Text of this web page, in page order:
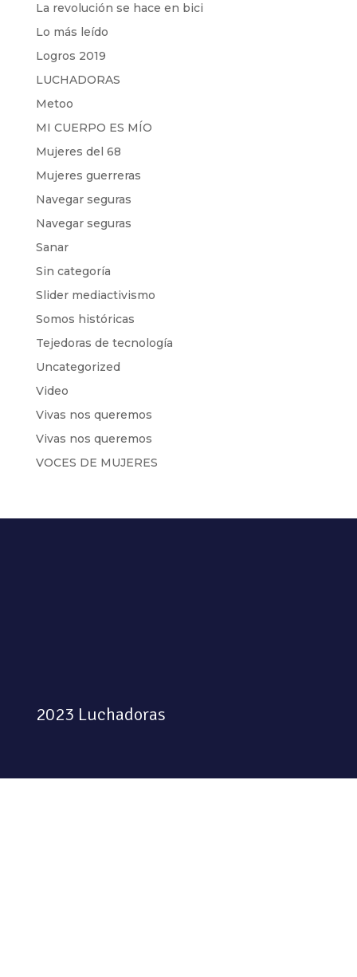
La revolución se hace en bici
Lo más leído
Logros 2019
LUCHADORAS
Metoo
MI CUERPO ES MÍO
Mujeres del 68
Mujeres guerreras
Navegar seguras
Navegar seguras
Sanar
Sin categoría
Slider mediactivismo
Somos históricas
Tejedoras de tecnología
Uncategorized
Video
Vivas nos queremos
Vivas nos queremos
VOCES DE MUJERES
2023 Luchadoras